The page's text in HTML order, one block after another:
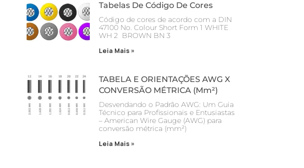
Tabelas De Código De Cores
Código de cores de acordo com a DIN
47100 No. Colour Short Form 1 WHITE
WH 2 BROWN BN 3
Leia Mais »
TABELA E ORIENTAÇÕES AWG X
CONVERSÃO MÉTRICA (mm²)
Desvendando o Padrão AWG: Um Guia
Técnico para Profissionais e Entusiastas
– American Wire Gauge (AWG) para
conversão métrica (mm²)
Leia Mais »